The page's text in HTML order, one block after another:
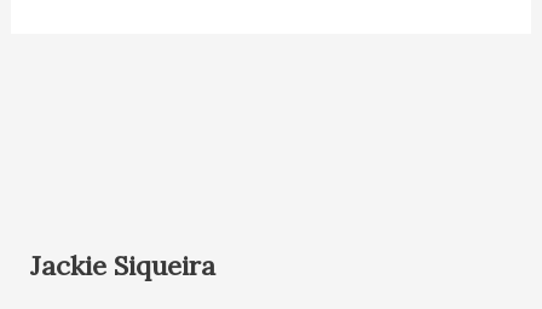
Jackie Siqueira